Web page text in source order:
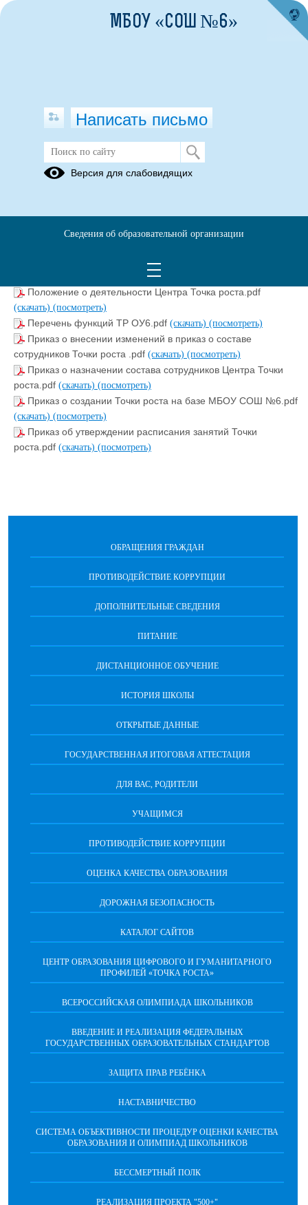
Локальные акты ОО
ищещественных вопросов Точки роста.pdf
Положение о деятельности Центра Точка роста.pdf
(скачать) (посмотреть)
Перечень функций ТР ОУ6.pdf (скачать) (посмотреть)
Приказ о внесении изменений в приказ о составе
сотрудников Точки роста .pdf (скачать) (посмотреть)
Приказ о назначении состава сотрудников Центра Точки
роста.pdf (скачать) (посмотреть)
Приказ о создании Точки роста на базе МБОУ СОШ №6.pdf
(скачать) (посмотреть)
Приказ об утверждении расписания занятий Точки
роста.pdf (скачать) (посмотреть)
ОБРАЩЕНИЯ ГРАЖДАН
ПРОТИВОДЕЙСТВИЕ КОРРУПЦИИ
ДОПОЛНИТЕЛЬНЫЕ СВЕДЕНИЯ
ПИТАНИЕ
ДИСТАНЦИОННОЕ ОБУЧЕНИЕ
ИСТОРИЯ ШКОЛЫ
ОТКРЫТЫЕ ДАННЫЕ
ГОСУДАРСТВЕННАЯ ИТОГОВАЯ АТТЕСТАЦИЯ
ДЛЯ ВАС, РОДИТЕЛИ
УЧАЩИМСЯ
ПРОТИВОДЕЙСТВИЕ КОРРУПЦИИ
ОЦЕНКА КАЧЕСТВА ОБРАЗОВАНИЯ
ДОРОЖНАЯ БЕЗОПАСНОСТЬ
КАТАЛОГ САЙТОВ
ЦЕНТР ОБРАЗОВАНИЯ ЦИФРОВОГО И ГУМАНИТАРНОГО
ПРОФИЛЕЙ «ТОЧКА РОСТА»
ВСЕРОССИЙСКАЯ ОЛИМПИАДА ШКОЛЬНИКОВ
ВВЕДЕНИЕ И РЕАЛИЗАЦИЯ ФЕДЕРАЛЬНЫХ
ГОСУДАРСТВЕННЫХ ОБРАЗОВАТЕЛЬНЫХ СТАНДАРТОВ
ЗАЩИТА ПРАВ РЕБЁНКА
НАСТАВНИЧЕСТВО
CИСТЕМА ОБЪЕКТИВНОСТИ ПРОЦЕДУР ОЦЕНКИ КАЧЕСТВА
ОБРАЗОВАНИЯ И ОЛИМПИАД ШКОЛЬНИКОВ
БЕССМЕРТНЫЙ ПОЛК
РЕАЛИЗАЦИЯ ПРОЕКТА "500+"
МБОУ «СОШ №6»
Написать письмо
Версия для слабовидящих
Сведения об образовательной организации